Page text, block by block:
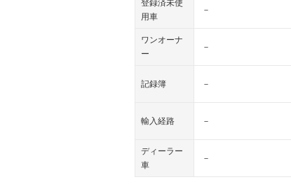
登録済未使
用車
－
ワンオーナ
ー
－
記録簿 －
輸入経路 －
ディーラー
車
－